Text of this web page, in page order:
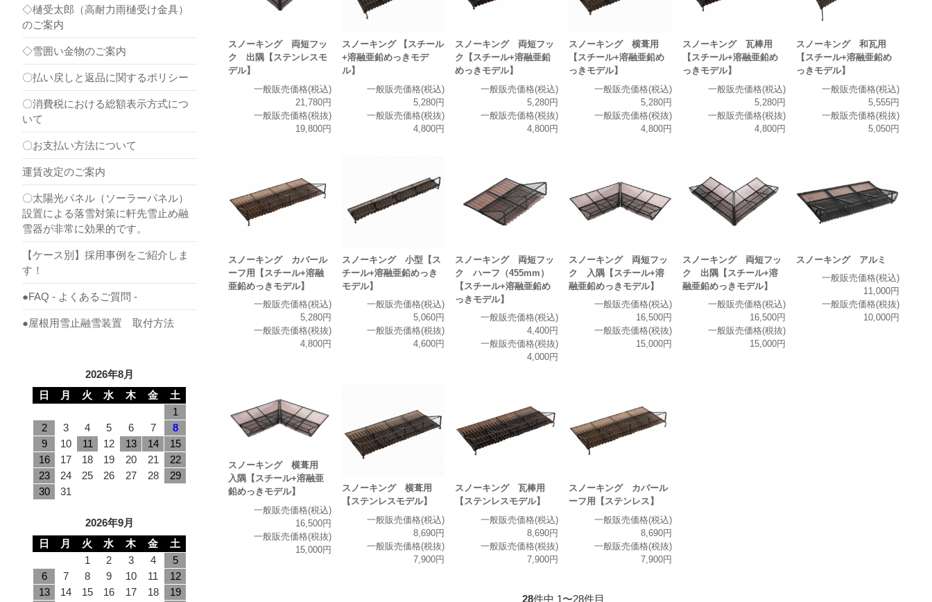
スノーキング 両短フッ
ク 出隅【ステンレスモ
デル】
一般販売価格(税込)
21,780円
一般販売価格(税抜)
19,800円
スノーキング 【スチール
+溶融亜鉛めっきモデ
ル】
一般販売価格(税込)
5,280円
一般販売価格(税抜)
4,800円
スノーキング 両短フッ
ク【スチール+溶融亜鉛
めっきモデル】
一般販売価格(税込)
5,280円
一般販売価格(税抜)
4,800円
スノーキング 横葺用
【スチール+溶融亜鉛め
っきモデル】
一般販売価格(税込)
5,280円
一般販売価格(税抜)
4,800円
スノーキング 瓦棒用
【スチール+溶融亜鉛め
っきモデル】
一般販売価格(税込)
5,280円
一般販売価格(税抜)
4,800円
スノーキング 和瓦用
【スチール+溶融亜鉛め
っきモデル】
一般販売価格(税込)
5,555円
一般販売価格(税抜)
5,050円
スノーキング カバール
ーフ用【スチール+溶融
亜鉛めっきモデル】
一般販売価格(税込)
5,280円
一般販売価格(税抜)
4,800円
スノーキング 小型【ス
チール+溶融亜鉛めっき
モデル】
一般販売価格(税込)
5,060円
一般販売価格(税抜)
4,600円
スノーキング 両短フッ
ク ハーフ（455mm）
【スチール+溶融亜鉛め
っきモデル】
一般販売価格(税込)
4,400円
一般販売価格(税抜)
4,000円
スノーキング 両短フッ
ク 入隅【スチール+溶
融亜鉛めっきモデル】
一般販売価格(税込)
16,500円
一般販売価格(税抜)
15,000円
スノーキング 両短フッ
ク 出隅【スチール+溶
融亜鉛めっきモデル】
一般販売価格(税込)
16,500円
一般販売価格(税抜)
15,000円
スノーキング アルミ
一般販売価格(税込)
11,000円
一般販売価格(税抜)
10,000円
スノーキング 横葺用
入隅【スチール+溶融亜
鉛めっきモデル】
一般販売価格(税込)
16,500円
一般販売価格(税抜)
15,000円
スノーキング 横葺用
【ステンレスモデル】
一般販売価格(税込)
8,690円
一般販売価格(税抜)
7,900円
スノーキング 瓦棒用
【ステンレスモデル】
一般販売価格(税込)
8,690円
一般販売価格(税抜)
7,900円
スノーキング カバール
ーフ用【ステンレス】
一般販売価格(税込)
8,690円
一般販売価格(税抜)
7,900円
28件中 1〜28件目
◇樋受太郎（高耐力雨樋受け金具）
のご案内
◇雪囲い金物のご案内
〇払い戻しと返品に関するポリシー
〇消費税における総額表示方式につ
いて
〇お支払い方法について
運賃改定のご案内
〇太陽光パネル（ソーラーパネル）
設置による落雪対策に軒先雪止め融
雪器が非常に効果的です。
【ケース別】採用事例をご紹介しま
す！
●FAQ - よくあるご質問 -
●屋根用雪止融雪装置 取付方法
2026年8月
日
月 火 水 木 金
土
1
2
3 4 5 6 7
8
9
10 11 12 13 14
15
16
17 18 19 20 21
22
23
24 25 26 27 28
29
30
31
2026年9月
日
月 火 水 木 金
土
1
2 3 4
5
6
7 8 9 10 11
12
13
14 15 16 17 18
19